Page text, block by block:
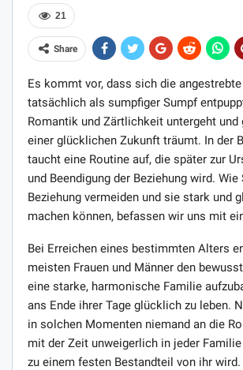
21
Share
Es kommt vor, dass sich die
tatsächlich als sumpfiger Sumpf
Romantik und Zärtlichkeit untergeht
einer glücklichen Zukunft träumt. In der
taucht eine Routine auf, die später zur
und Beendigung der Beziehung wird.
Beziehung vermeiden und sie stark und
machen können, befassen wir uns mit
Bei Erreichen eines bestimmten Alters
meisten Frauen und Männer den
eine starke, harmonische Familie
ans Ende ihrer Tage glücklich zu leben.
in solchen Momenten niemand an die
mit der Zeit unweigerlich in jeder
zu einem festen Bestandteil von ihr wird.